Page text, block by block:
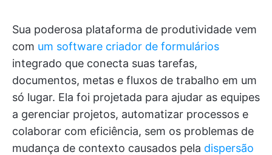
Sua poderosa plataforma de produtividade vem
com um software criador de formulários
integrado que conecta suas tarefas,
documentos, metas e fluxos de trabalho em um
só lugar. Ela foi projetada para ajudar as equipes
a gerenciar projetos, automatizar processos e
colaborar com eficiência, sem os problemas de
mudança de contexto causados pela dispersão